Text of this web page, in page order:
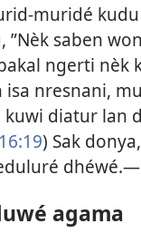
muridé
saben
ngerti nèk
isa nresnani,
diatur lan
) Sak
dhéwé.​—
agama